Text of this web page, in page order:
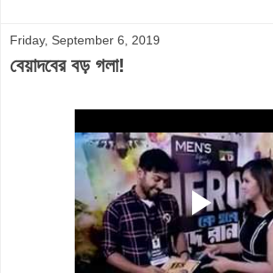
Friday, September 6, 2019
বেয়াদবের বড় গলা!